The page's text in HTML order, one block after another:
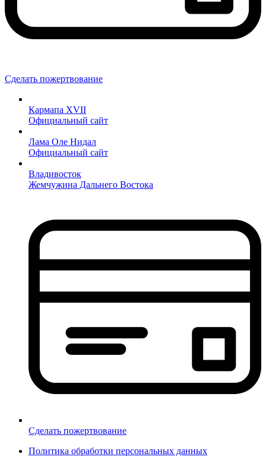
Сделать пожертвование
Кармапа XVII
Официальный сайт
Лама Оле Нидал
Официальный сайт
Владивосток
Жемчужина Дальнего Востока
Сделать пожертвование
Политика обработки персональных данных